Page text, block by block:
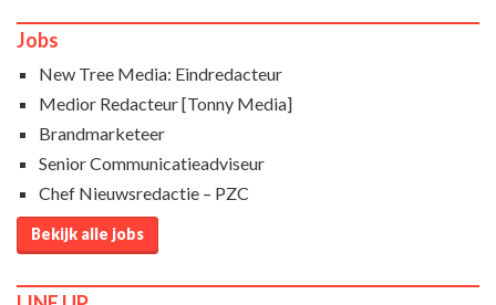
Jobs
New Tree Media: Eindredacteur
Medior Redacteur [Tonny Media]
Brandmarketeer
Senior Communicatieadviseur
Chef Nieuwsredactie – PZC
Bekijk alle jobs